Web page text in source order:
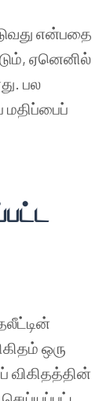
என்பதை
, ஏனெனில்
. பல
மதிப்பைப்
ஒரு
விகிதத்தின்